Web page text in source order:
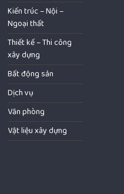
Kiến trúc – Nội –
Ngoại thất
Thiết kế – Thi công
xây dựng
Bất động sản
Dịch vụ
Văn phòng
Vật liệu xây dựng